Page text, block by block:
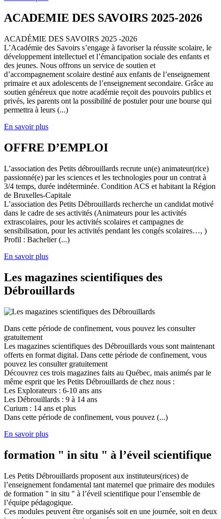
ACADEMIE DES SAVOIRS 2025-2026
ACADÉMIE DES SAVOIRS 2025 -2026
L’Académie des Savoirs s’engage à favoriser la réussite scolaire, le
développement intellectuel et l’émancipation sociale des enfants et
des jeunes. Nous offrons un service de soutien et
d’accompagnement scolaire destiné aux enfants de l’enseignement
primaire et aux adolescents de l’enseignement secondaire. Grâce au
soutien généreux que notre académie reçoit des pouvoirs publics et
privés, les parents ont la possibilité de postuler pour une bourse qui
permettra à leurs (...)
En savoir plus
OFFRE D’EMPLOI
L’association des Petits débrouillards recrute un(e) animateur(rice)
passionné(e) par les sciences et les technologies pour un contrat à
3/4 temps, durée indéterminée. Condition ACS et habitant la Région
de Bruxelles-Capitale
L’association des Petits Débrouillards recherche un candidat motivé
dans le cadre de ses activités (Animateurs pour les activités
extrascolaires, pour les activités scolaires et campagnes de
sensibilisation, pour les activités pendant les congés scolaires…, )
Profil : Bachelier (...)
En savoir plus
Les magazines scientifiques des
Débrouillards
Dans cette période de confinement, vous pouvez les consulter
gratuitement
Les magazines scientifiques des Débrouillards vous sont maintenant
offerts en format digital. Dans cette période de confinement, vous
pouvez les consulter gratuitement
Découvrez ces trois magazines faits au Québec, mais animés par le
même esprit que les Petits Débrouillards de chez nous :
Les Explorateurs : 6-10 ans ans
Les Débrouillards : 9 à 14 ans
Curium : 14 ans et plus
Dans cette période de confinement, vous pouvez (...)
En savoir plus
formation " in situ " à l’éveil scientifique
Les Petits Débrouillards proposent aux instituteurs(rices) de
l’enseignement fondamental tant maternel que primaire des modules
de formation " in situ " à l’éveil scientifique pour l’ensemble de
l’équipe pédagogique.
Ces modules peuvent être organisés soit en une journée, soit en deux